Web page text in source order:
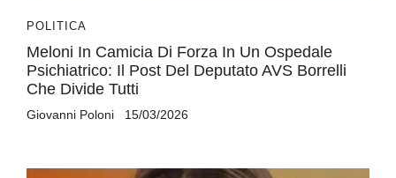
POLITICA
Meloni In Camicia Di Forza In Un Ospedale
Psichiatrico: Il Post Del Deputato AVS Borrelli
Che Divide Tutti
Giovanni Poloni 15/03/2026